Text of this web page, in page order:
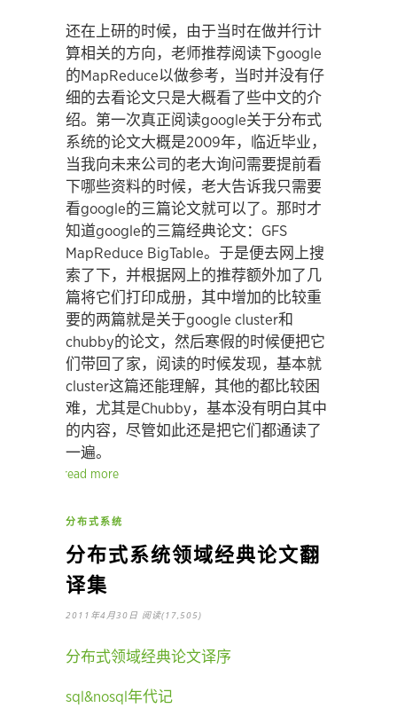
还在上研的时候，由于当时在做并行计
算相关的方向，老师推荐阅读下google
的MapReduce以做参考，当时并没有仔
细的去看论文只是大概看了些中文的介
绍。第一次真正阅读google关于分布式
系统的论文大概是2009年，临近毕业，
当我向未来公司的老大询问需要提前看
下哪些资料的时候，老大告诉我只需要
看google的三篇论文就可以了。那时才
知道google的三篇经典论文：GFS
MapReduce BigTable。于是便去网上搜
索了下，并根据网上的推荐额外加了几
篇将它们打印成册，其中增加的比较重
要的两篇就是关于google cluster和
chubby的论文，然后寒假的时候便把它
们带回了家，阅读的时候发现，基本就
cluster这篇还能理解，其他的都比较困
难，尤其是Chubby，基本没有明白其中
的内容，尽管如此还是把它们都通读了
一遍。
read more
分布式系统
分布式系统领域经典论文翻
译集
2011年4月30日 阅读(17,505)
分布式领域经典论文译序
sql&nosql年代记